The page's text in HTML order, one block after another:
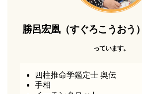
勝呂宏凰（すぐろこうおう）
っています。
四柱推命学鑑定士 奥伝
手相